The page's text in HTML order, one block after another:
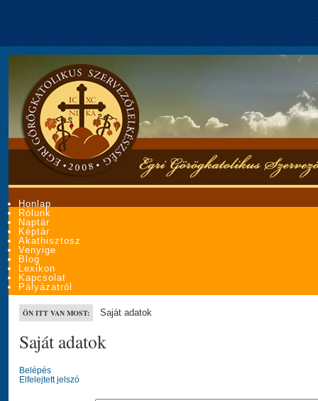
Honlap
Rólunk
Naptár
Képtár
Akathisztosz
Venyige
Blog
Lexikon
Kapcsolat
Pályázatról
ÖN ITT VAN MOST: Saját adatok
Saját adatok
Belépés
Elfelejtett jelszó